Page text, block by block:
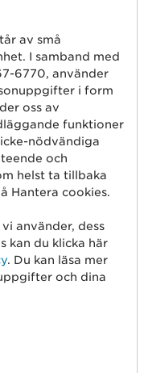
av små
I samband med
6770, använder
i form
oss av
funktioner
nödvändiga
och
helst ta tillbaka
Hantera cookies.
använder, dess
kan du klicka här
. Du kan läsa mer
och dina